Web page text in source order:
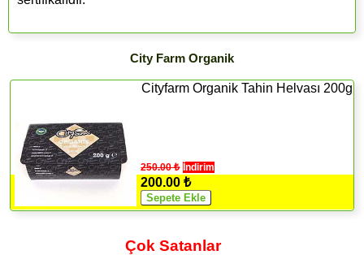
City Farm Organik
Cityfarm Organik Tahin Helvası 200g
250.00 ₺ İndirim
200.00 ₺
Çok Satanlar